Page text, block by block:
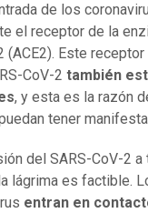
de los
el receptor de la
(ACE2). Este
CoV-2 también
, y esta es la razón
tener
del SARS-CoV-2
lágrima es factible.
entran en